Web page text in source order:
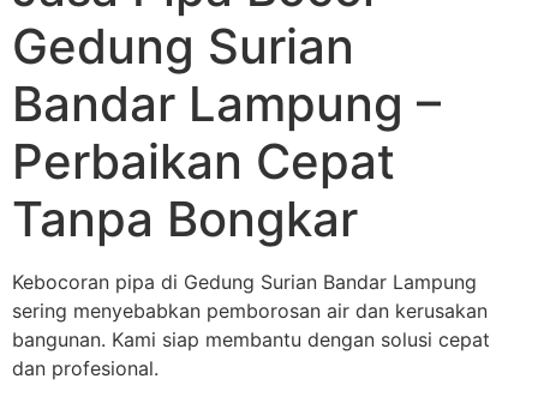
Gedung Surian
Bandar Lampung –
Perbaikan Cepat
Tanpa Bongkar
Kebocoran pipa di Gedung Surian Bandar Lampung
sering menyebabkan pemborosan air dan kerusakan
bangunan. Kami siap membantu dengan solusi cepat
dan profesional.